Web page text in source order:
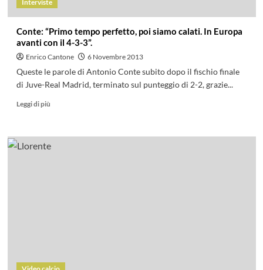
Interviste
Conte: “Primo tempo perfetto, poi siamo calati. In Europa
avanti con il 4-3-3”.
Enrico Cantone 6 Novembre 2013
Queste le parole di Antonio Conte subito dopo il fischio finale
di Juve-Real Madrid, terminato sul punteggio di 2-2, grazie...
Leggi di più